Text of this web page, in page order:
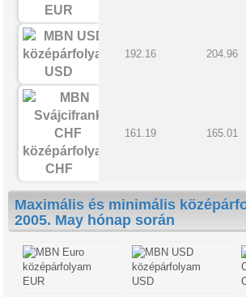
EUR
USD
192.16 204.96
CHF
161.19 165.01
Maximális és minimális
2005. May hónap során
EUR USD